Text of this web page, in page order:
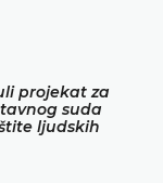
projekat za
suda
ljudskih